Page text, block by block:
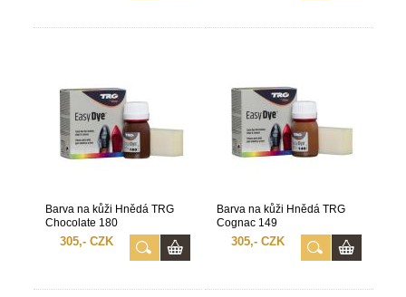
Barva na kůži Hnědá TRG
Chocolate 180
305,- CZK
Barva na kůži Hnědá TRG
Cognac 149
305,- CZK